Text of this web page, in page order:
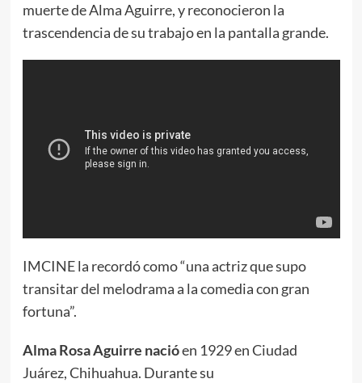
muerte de Alma Aguirre, y reconocieron la
trascendencia de su trabajo en la pantalla grande.
IMCINE la recordó como “una actriz que supo
transitar del melodrama a la comedia con gran
fortuna”.
Alma Rosa Aguirre nacióen 1929 en Ciudad
Juárez, Chihuahua. Durante su